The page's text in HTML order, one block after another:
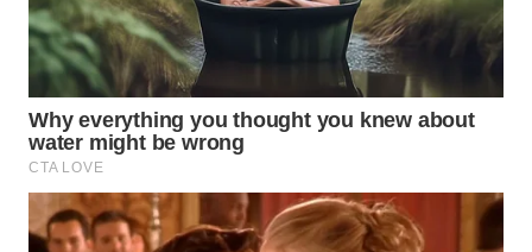
WN
KARAWANG
WN
BEKASI
WN
BOGOR